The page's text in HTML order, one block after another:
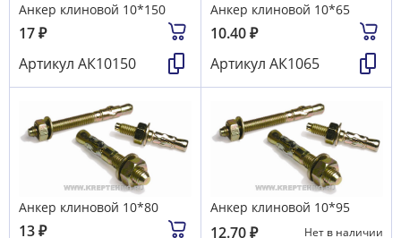
Анкер клиновой 10*150
17₽
Артикул АК10150
Анкер клиновой 10*65
10.40₽
Артикул АК1065
Анкер клиновой 10*80
13₽
Анкер клиновой 10*95
12.70₽ Нет в наличии